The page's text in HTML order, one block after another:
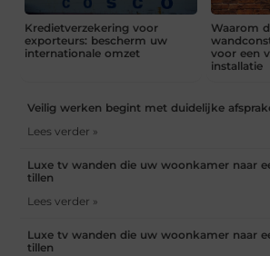
Kredietverzekering voor
exporteurs: bescherm uw
internationale omzet
Waarom
voor een
installatie
Veilig werken begint met duidelijke
Lees verder »
Luxe tv wanden die uw woonkamer naar
tillen
Lees verder »
Luxe tv wanden die uw woonkamer naar
tillen